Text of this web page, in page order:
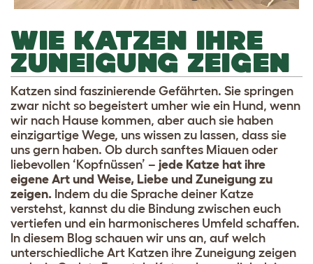
WIE KATZEN IHRE
ZUNEIGUNG ZEIGEN
Katzen sind faszinierende Gefährten. Sie springen
zwar nicht so begeistert umher wie ein Hund, wenn
wir nach Hause kommen, aber auch sie haben
einzigartige Wege, uns wissen zu lassen, dass sie
uns gern haben. Ob durch sanftes Miauen oder
liebevollen ‘Kopfnüssen’ – jede Katze hat ihre
eigene Art und Weise, Liebe und Zuneigung zu
zeigen. Indem du die Sprache deiner Katze
verstehst, kannst du die Bindung zwischen euch
vertiefen und ein harmonischeres Umfeld schaffen.
In diesem Blog schauen wir uns an, auf welch
unterschiedliche Art Katzen ihre Zuneigung zeigen